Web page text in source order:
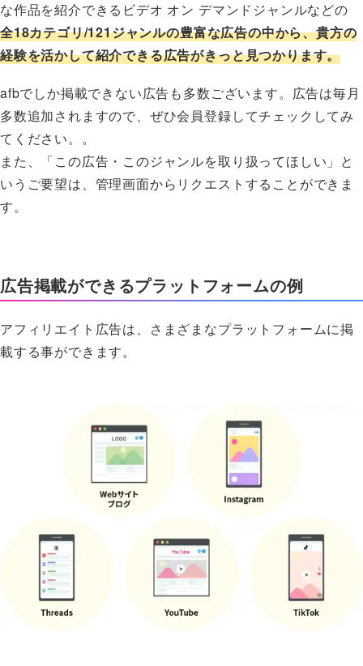
な作品を紹介できるビデオ オン デマンドジャンルなどの
全18カテゴリ/121ジャンルの豊富な広告の中から、貴方の
経験を活かして紹介できる広告がきっと見つかります。
afbでしか掲載できない広告も多数ございます。広告は毎月
多数追加されますので、ぜひ会員登録してチェックしてみ
てください。。
また、「この広告・このジャンルを取り扱ってほしい」と
いうご要望は、管理画面からリクエストすることができま
す。
広告掲載ができるプラットフォームの例
アフィリエイト広告は、さまざまなプラットフォームに掲
載する事ができます。